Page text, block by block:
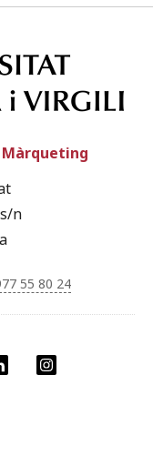
LinkedIn
n
55 80 24